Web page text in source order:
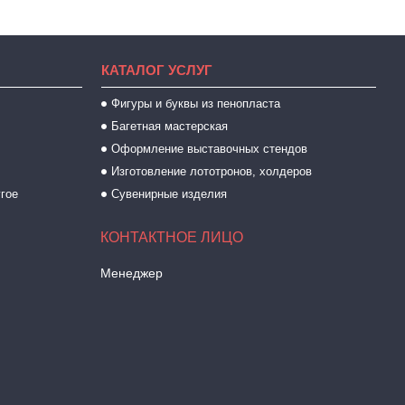
КАТАЛОГ УСЛУГ
Фигуры и буквы из пенопласта
Багетная мастерская
Оформление выставочных стендов
Изготовление лототронов, холдеров
Сувенирные изделия
Менеджер